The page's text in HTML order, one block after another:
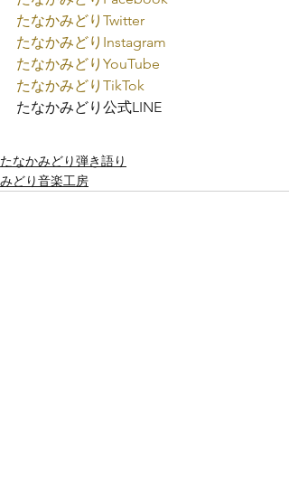
たなかみどり Twitter
たなかみどり Instagram
たなかみどり YouTube
たなかみどり TikTok
たなかみどり公式LINE
たなかみどり弾き語り
みどり音楽工房